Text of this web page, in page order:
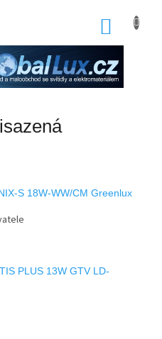
S 18W-WW/CM Greenlux
PLUS 13W GTV LD-